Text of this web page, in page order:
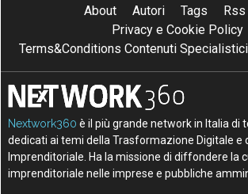
About Autori Tags
Privacy e Cookie Policy
Terms&Conditions Contenuti Specialistici
Nextwork360 è il più grande network in Italia di
dedicati ai temi della Trasformazione Digitale e
Imprenditoriale. Ha la missione di diffondere la
imprenditoriale nelle imprese e pubbliche